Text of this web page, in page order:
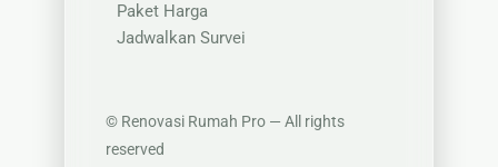
Paket Harga
Jadwalkan Survei
© Renovasi Rumah Pro — All rights
reserved